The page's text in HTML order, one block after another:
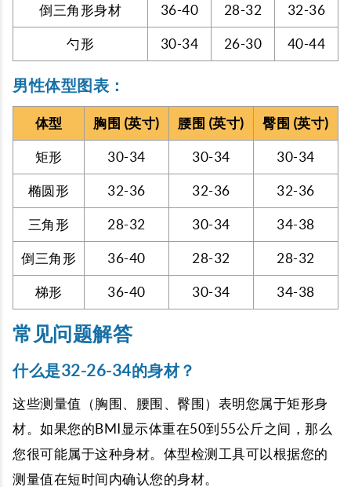
倒三角形身材 36-40 28-32 32-36
勺形 30-34 26-30 40-44
男性体型图表：
体型 胸围 (英寸) 腰围 (英寸) 臀围 (英寸)
矩形 30-34 30-34 30-34
椭圆形 32-36 32-36 32-36
三角形 28-32 30-34 34-38
倒三角形 36-40 28-32 28-32
梯形 36-40 30-34 34-38
常见问题解答
什么是32-26-34的身材？
这些测量值（胸围、腰围、臀围）表明您属于矩形身
材。如果您的BMI显示体重在50到55公斤之间，那么
您很可能属于这种身材。体型检测工具可以根据您的
测量值在短时间内确认您的身材。